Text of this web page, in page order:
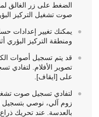
الضغط على زر الغالق
صوت تشغيل التركيز
ومنطقة التركيز البؤري
قد يتم تسجيل أصوات
تصوير الأفلام. لتفادي
على [ايقاف]
لتفادي تسجيل صوت
زوم آلي، نوصي بتسجيل
بالعدسة. عند تحريك